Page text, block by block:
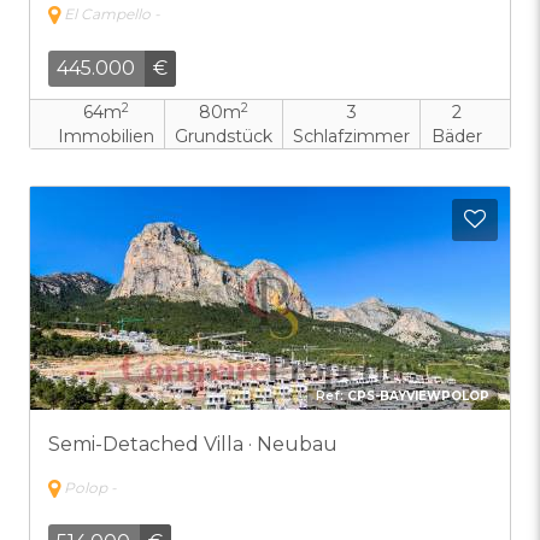
El Campello -
445.000 €
64m2
Immobilien
80m2
Grundstück
3
Schlafzimmer
2
Bäder
Ref:CPS-BAYVIEWPOLOP
Semi-Detached Villa · Neubau
Polop -
Zu